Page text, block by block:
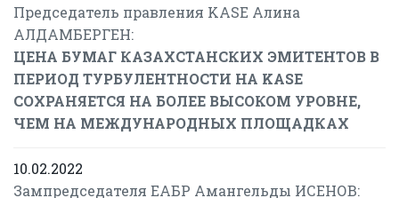
Председатель правления KASE Алина
АЛДАМБЕРГЕН:
ЦЕНА БУМАГ КАЗАХСТАНСКИХ ЭМИТЕНТОВ В
ПЕРИОД ТУРБУЛЕНТНОСТИ НА KASE
СОХРАНЯЕТСЯ НА БОЛЕЕ ВЫСОКОМ УРОВНЕ,
ЧЕМ НА МЕЖДУНАРОДНЫХ ПЛОЩАДКАХ
10.02.2022
Зампредседателя ЕАБР Амангельды ИСЕНОВ: